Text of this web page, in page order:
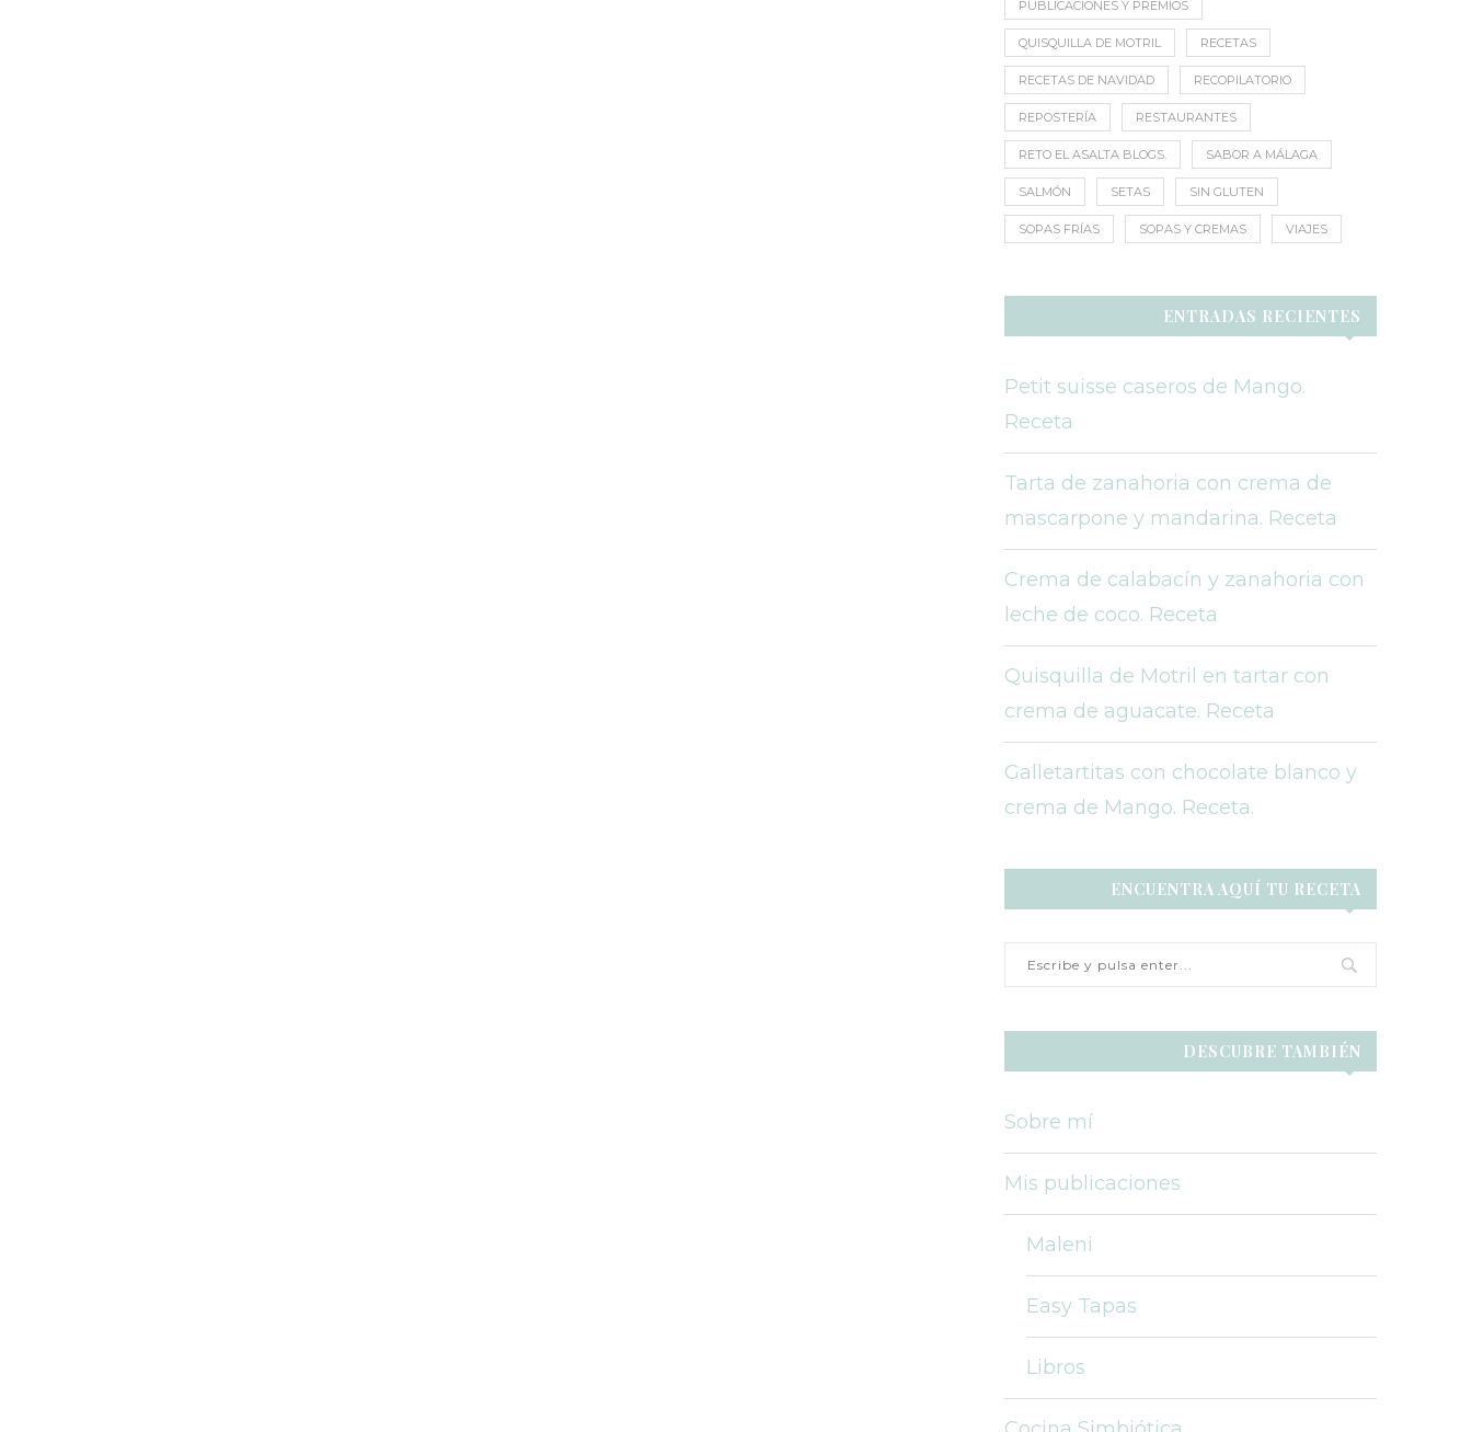
PUBLICACIONES Y PREMIOS
QUISQUILLA DE MOTRIL RECETAS
RECETAS DE NAVIDAD RECOPILATORIO
REPOSTERÍA RESTAURANTES
RETO EL ASALTA BLOGS. SABOR A MÁLAGA
SALMÓN SETAS SIN GLUTEN
SOPAS FRÍAS SOPAS Y CREMAS VIAJES
ENTRADAS RECIENTES
Petit suisse caseros de Mango.
Receta
Tarta de zanahoria con crema de
mascarpone y mandarina. Receta
Crema de calabacín y zanahoria con
leche de coco. Receta
Quisquilla de Motril en tartar con
crema de aguacate. Receta
Galletartitas con chocolate blanco y
crema de Mango. Receta.
ENCUENTRA AQUÍ TU RECETA
DESCUBRE TAMBIÉN
Sobre mí
Mis publicaciones
Maleni
Easy Tapas
Libros